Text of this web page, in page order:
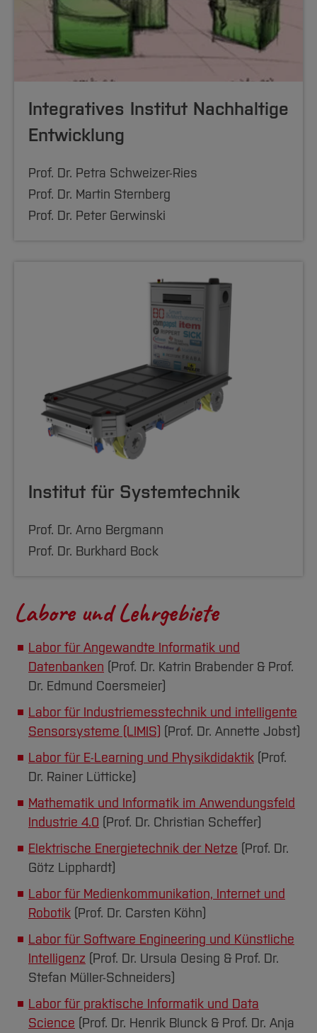
Integratives Institut Nachhaltige
Entwicklung
Prof. Dr. Petra Schweizer-Ries
Prof. Dr. Martin Sternberg
Prof. Dr. Peter Gerwinski
Institut für Systemtechnik
Prof. Dr. Arno Bergmann
Prof. Dr. Burkhard Bock
Labore und Lehrgebiete
Labor für Angewandte Informatik und
Datenbanken (Prof. Dr. Katrin Brabender & Prof.
Dr. Edmund Coersmeier)
Labor für Industriemesstechnik und intelligente
Sensorsysteme (LIMIS) (Prof. Dr. Annette Jobst)
Labor für E-Learning und Physikdidaktik (Prof.
Dr. Rainer Lütticke)
Mathematik und Informatik im Anwendungsfeld
Industrie 4.0 (Prof. Dr. Christian Scheffer)
Elektrische Energietechnik der Netze (Prof. Dr.
Götz Lipphardt)
Labor für Medienkommunikation, Internet und
Robotik (Prof. Dr. Carsten Köhn)
Labor für Software Engineering und Künstliche
Intelligenz (Prof. Dr. Ursula Oesing & Prof. Dr.
Stefan Müller-Schneiders)
Labor für praktische Informatik und Data
Science (Prof. Dr. Henrik Blunck & Prof. Dr. Anja